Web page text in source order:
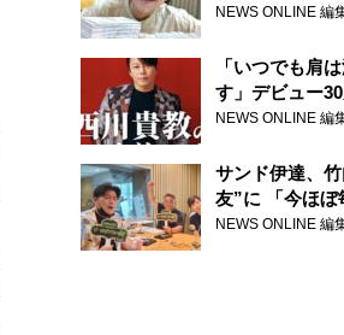
直筆はがきが届
郵便局
NEWS ONLINE 編
「いつでも肩
す」デビュー
『オールナイト
NEWS ONLINE 編
サンド伊達、
友”に 「今ほぼ
り取り明かす
NEWS ONLINE 編